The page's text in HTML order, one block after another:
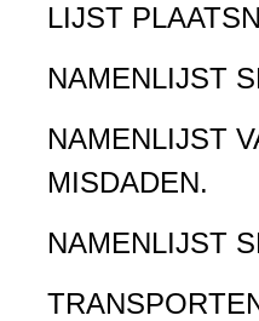
LIJST
NAMENLIJST
NAMENLIJST
MISDADEN.
NAMENLIJST